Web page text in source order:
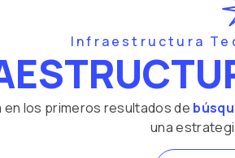
Infraestructura
los primeros resultados de
una